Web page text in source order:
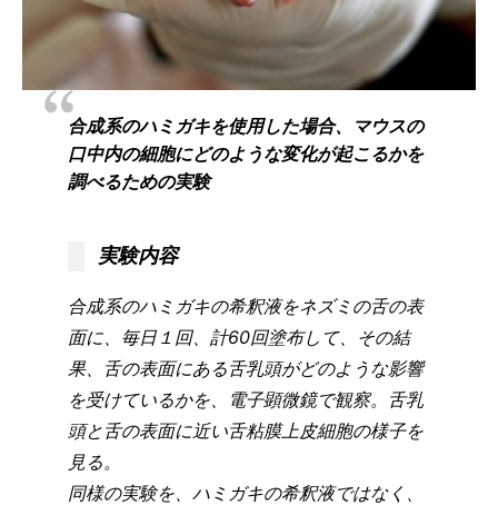
合成系のハミガキを使用した場合、マウスの
口中内の細胞にどのような変化が起こるかを
調べるための実験
実験内容
合成系のハミガキの希釈液をネズミの舌の表
面に、毎日１回、計60回塗布して、その結
果、舌の表面にある舌乳頭がどのような影響
を受けているかを、電子顕微鏡で観察。舌乳
頭と舌の表面に近い舌粘膜上皮細胞の様子を
見る。
同様の実験を、ハミガキの希釈液ではなく、